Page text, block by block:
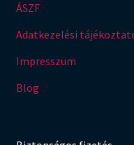
ÁSZF
Adatkezelési
Impresszum
Blog